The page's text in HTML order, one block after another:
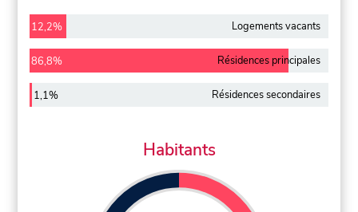
12,2% Logements vacants
86,8% Résidences principales
1,1% Résidences secondaires
Habitants